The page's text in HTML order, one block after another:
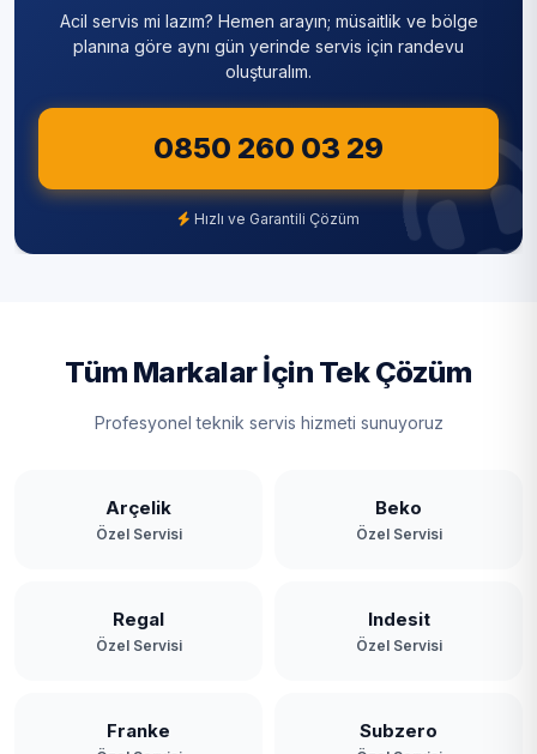
Sultanbeyli
Şişli
Tuzla
Üsküdar
Zeytinburnu
Acil servis mi lazım? Hemen arayın; müsaitlik ve bölge
planına göre aynı gün yerinde servis için randevu
oluşturalım.
0850 260 03 29
Hızlı ve Garantili Çözüm
Tüm Markalar İçin Tek Çözüm
Profesyonel teknik servis hizmeti sunuyoruz
Arçelik
Özel Servisi
Beko
Özel Servisi
Regal
Özel Servisi
Indesit
Özel Servisi
Franke Subzero